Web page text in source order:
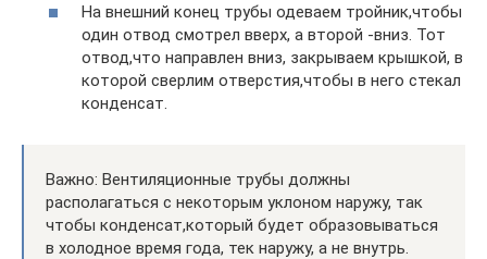
На внешний конец трубы одеваем тройник,чтобы
один отвод смотрел вверх, а второй -вниз. Тот
отвод,что направлен вниз, закрываем крышкой, в
которой сверлим отверстия,чтобы в него стекал
конденсат.
Важно: Вентиляционные трубы должны
располагаться с некоторым уклоном наружу, так
чтобы конденсат,который будет образовываться
в холодное время года, тек наружу, а не внутрь.